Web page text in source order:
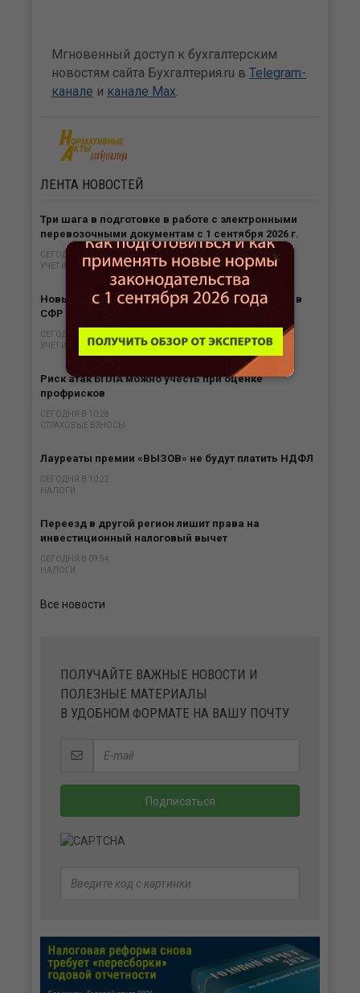
Мгновенный доступ к бухгалтерским
новостям сайта Бухгалтерия.ru в Telegram-
канале и канале Max.
ЛЕНТА НОВОСТЕЙ
Три шага в подготовке в работе с электронными
перевозочными документам с 1 сентября 2026 г.
СЕГОДНЯ В 11:29
УЧЕТ И ОТЧЕТНОСТЬ
Новые требования к ЭЦП для сдачи отчетности в
СФР с 1 сентября 2026 года
СЕГОДНЯ В 10:58
УЧЕТ И ОТЧЕТНОСТЬ
Риск атак БПЛА можно учесть при оценке
профрисков
СЕГОДНЯ В 10:28
СТРАХОВЫЕ ВЗНОСЫ
Лауреаты премии «ВЫЗОВ» не будут платить НДФЛ
СЕГОДНЯ В 10:22
НАЛОГИ
Переезд в другой регион лишит права на
инвестиционный налоговый вычет
СЕГОДНЯ В 09:54
НАЛОГИ
Все новости
ПОЛУЧАЙТЕ ВАЖНЫЕ НОВОСТИ И
ПОЛЕЗНЫЕ МАТЕРИАЛЫ
В УДОБНОМ ФОРМАТЕ НА ВАШУ ПОЧТУ
×